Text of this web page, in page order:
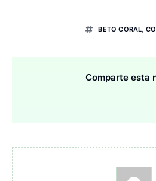
BETO CORAL,
Comparte esta